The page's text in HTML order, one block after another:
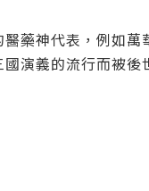
藥神代表，例如
演義的流行而被後